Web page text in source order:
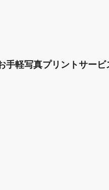
手軽写真プリントサー